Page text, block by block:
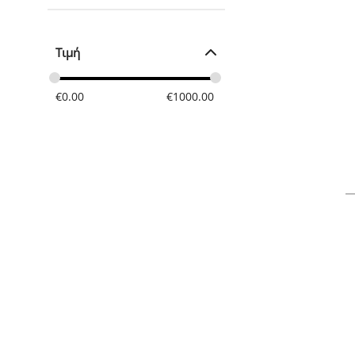
Τιμή
€0.00 €1000.00